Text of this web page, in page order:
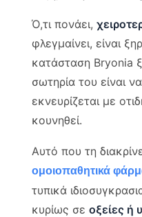
Ό,τι πονάει,
φλεγμαίνει, είναι
κατάσταση Bryonia
σωτηρία του είναι
εκνευρίζεται με
κουνηθεί.
Αυτό που τη
ομοιοπαθητικά
τυπικά
κυρίως σεοξείες ή